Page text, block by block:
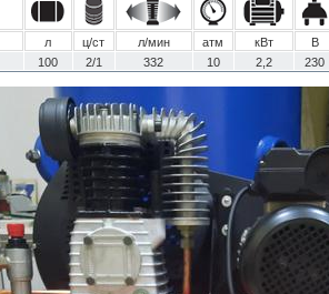
л ц/ст л/мин атм кВт В
100 2/1 332 10 2,2 230